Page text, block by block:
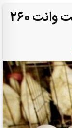
قیمت هرشانه تخم مرغ پشت وانت 260